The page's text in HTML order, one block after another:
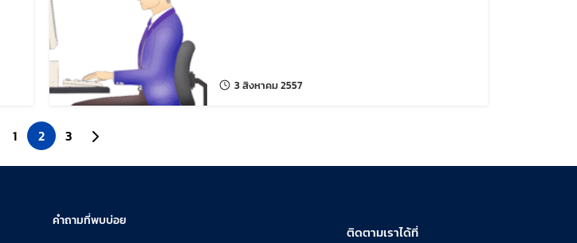
3 สิงหาคม 2557แก้ไขล่าสุดเมื่อ:
ไปยังหน้าก่อนหน้า
1 2 3 ไปยังหน้าถัดไป
คำถามที่พบบ่อย
ติดตามเราได้ที่